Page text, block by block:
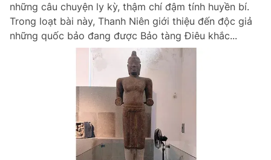
những câu chuyện ly kỳ, thậm chí đậm tính huyền bí.
Trong loạt bài này, Thanh Niên giới thiệu đến độc giả
những quốc bảo đang được Bảo tàng Điêu khắc...